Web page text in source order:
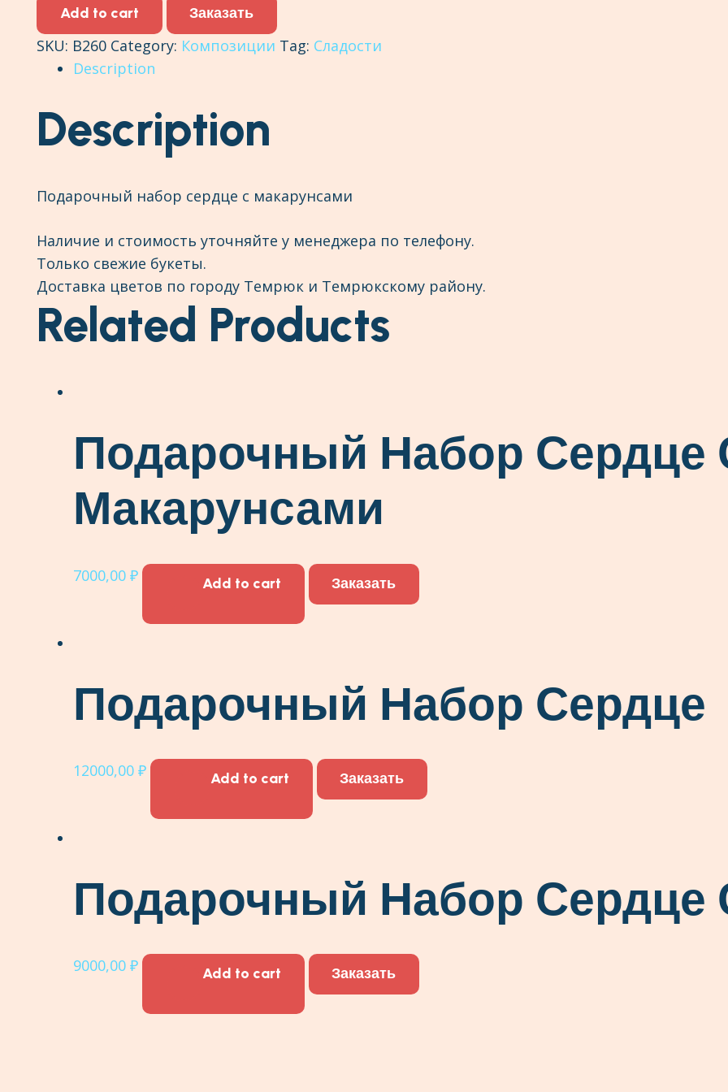
сердце
с
макарунсами
quantity
Add to cart Заказать
SKU: В260 Category: Композиции Tag: Сладости
Description
Description
Подарочный набор сердце с макарунсами
Наличие и стоимость уточняйте у менеджера по телефону.
Только свежие букеты.
Доставка цветов по городу Темрюк и Темрюкскому району.
Related Products
Подарочный Набор Сердце
Макарунсами
7000,00 ₽ Add to cart Заказать
Подарочный Набор Сердце
12000,00 ₽ Add to cart Заказать
Подарочный Набор Сердце
9000,00 ₽ Add to cart Заказать